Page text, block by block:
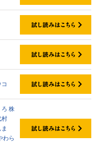
株
村
わら